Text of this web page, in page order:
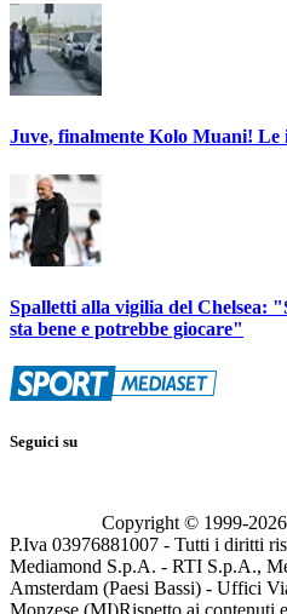
Juve, finalmente Kolo Muani!
Spalletti alla vigilia del Chelsea:
sta bene e potrebbe giocare"
Seguici su
Copyright © 1999-2026
P.Iva 03976881007 - Tutti i diritti
Mediamond S.p.A. - RTI S.p.A.,
Amsterdam (Paesi Bassi) - Uffici
Monzese (MI)Rispetto ai contenuti